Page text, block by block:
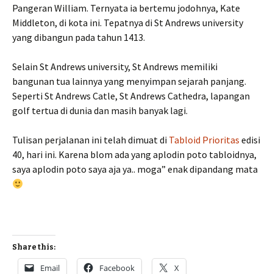
Pangeran William. Ternyata ia bertemu jodohnya, Kate
Middleton, di kota ini. Tepatnya di St Andrews university
yang dibangun pada tahun 1413.
Selain St Andrews university, St Andrews memiliki
bangunan tua lainnya yang menyimpan sejarah panjang.
Seperti St Andrews Catle, St Andrews Cathedra, lapangan
golf tertua di dunia dan masih banyak lagi.
Tulisan perjalanan ini telah dimuat di Tabloid Prioritas edisi
40, hari ini. Karena blom ada yang aplodin poto tabloidnya,
saya aplodin poto saya aja ya.. moga” enak dipandang mata
Share this:
Email Facebook X